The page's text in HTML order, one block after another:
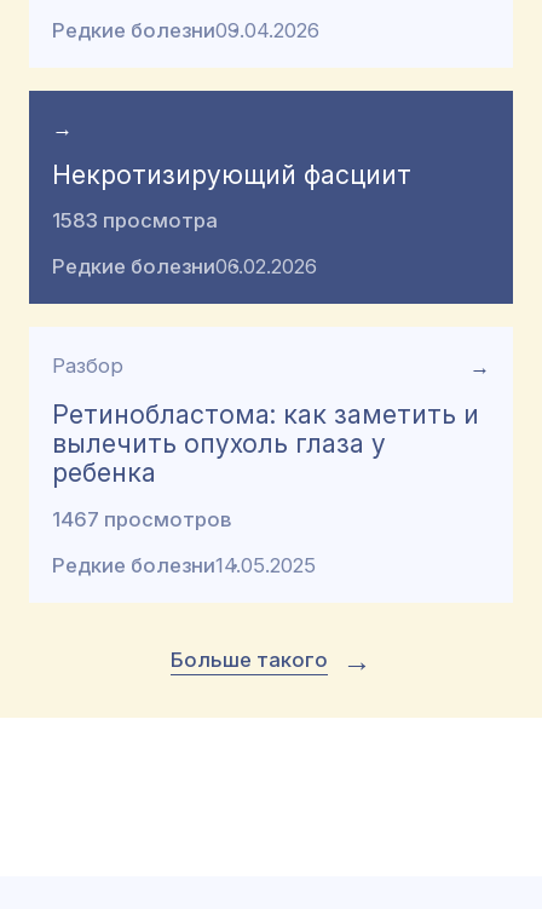
Редкие болезни09.04.2026
→
Некротизирующий фасциит
1583 просмотра
Редкие болезни06.02.2026
Разбор →
Ретинобластома: как заметить и
вылечить опухоль глаза у
ребенка
1467 просмотров
Редкие болезни14.05.2025
Больше такого →